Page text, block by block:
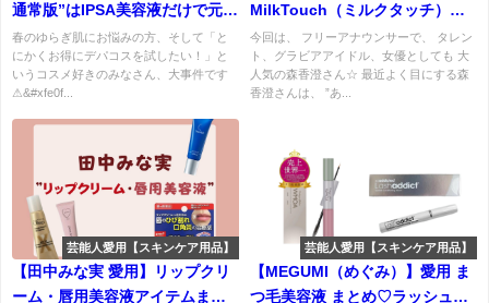
通常版”はIPSA美容液だけで元取
れ確実！豪華8ブランド付録を徹
底解説♡『総額7,300円分相当付
録』
春のゆらぎ肌にお悩みの方、そして「と
にかくお得にデパコスを試したい！」と
いうコスメ好きのみなさん、大事件です
⚠&#xfe0f...
MilkTouch（ミルクタッチ）オ
ールデイロングアンドカールマ
スカラ ブラウン特徴・購入先・
口コミなどまとめ♡
今回は、 フリーアナウンサーで、 タレン
ト、グラビアアイドル、女優としても 大
人気の森香澄さん☆ 最近よく目にする森
香澄さんは、 ”あ...
芸能人愛用【スキンケア用品】
【田中みな実 愛用】リップクリ
ーム・唇用美容液アイテムまと
芸能人愛用【スキンケア用品】
【MEGUMI（めぐみ）】愛用 ま
つ毛美容液 まとめ♡ラッシュア